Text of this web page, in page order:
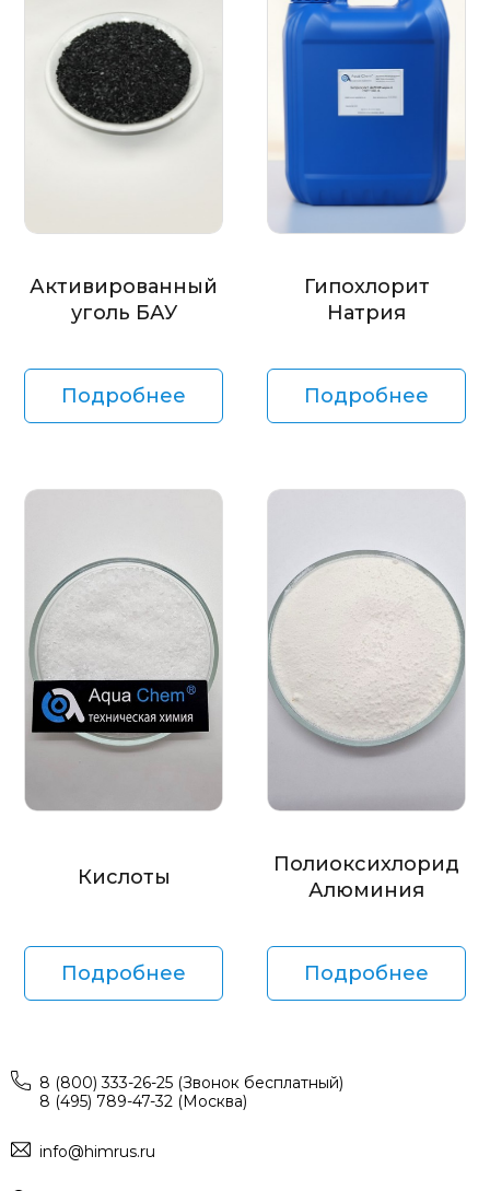
Активированный
уголь БАУ
Подробнее
Гипохлорит
Натрия
Подробнее
Кислоты
Подробнее
Полиоксихлорид
Алюминия
Подробнее
8 (800) 333-26-25 (Звонок бесплатный)
8 (495) 789-47-32 (Москва)
info@himrus.ru